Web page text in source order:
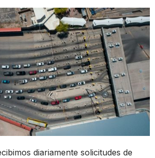
diariamente solicitudes de